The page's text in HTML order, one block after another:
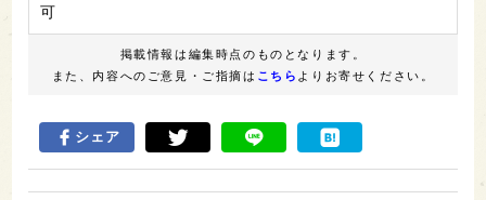
可
掲載情報は編集時点のものとなります。
また、内容へのご意見・ご指摘は こちら よりお寄せください。
シェア